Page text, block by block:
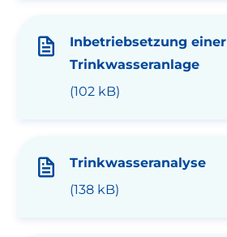
Inbetriebsetzung einer
Trinkwasseranlage
(102 kB)
Trinkwasseranalyse
(138 kB)